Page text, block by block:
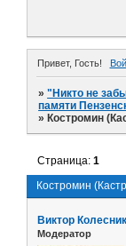
Привет, Гость!
»"Никто не
памяти
» Костромин
Костромин
Страница:1
Виктор
Модератор